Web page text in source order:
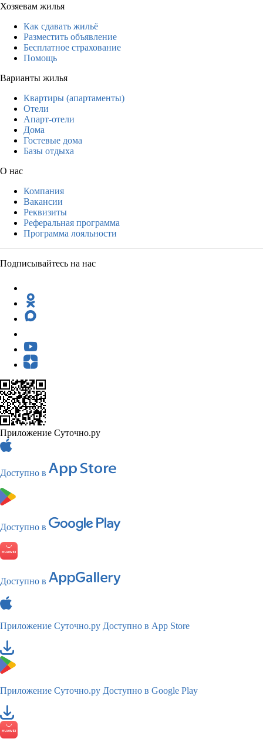
Хозяевам жилья
Как сдавать жильё
Разместить объявление
Бесплатное страхование
Помощь
Варианты жилья
Квартиры (апартаменты)
Отели
Апарт-отели
Дома
Гостевые дома
Базы отдыха
О нас
Компания
Вакансии
Реквизиты
Реферальная программа
Программа лояльности
Подписывайтесь на нас
Приложение Суточно.ру
Доступно в
Доступно в
Доступно в
Приложение Суточно.ру Доступно в App Store
Приложение Суточно.ру Доступно в Google Play